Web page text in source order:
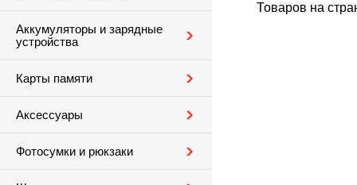
Аккумуляторы и зарядные
устройства
Карты памяти
Аксессуары
Фотосумки и рюкзаки
Товаров на